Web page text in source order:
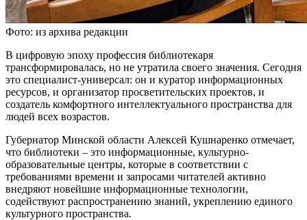
Фото: из архива редакции
В цифровую эпоху профессия библиотекаря
трансформировалась, но не утратила своего значения. Сегодня
это специалист-универсал: он и куратор информационных
ресурсов, и организатор просветительских проектов, и
создатель комфортного интеллектуального пространства для
людей всех возрастов.
Губернатор Минской области Алексей Кушнаренко отмечает,
что библиотеки – это информационные, культурно-
образовательные центры, которые в соответствии с
требованиями времени и запросами читателей активно
внедряют новейшие информационные технологии,
содействуют распространению знаний, укреплению единого
культурного пространства.